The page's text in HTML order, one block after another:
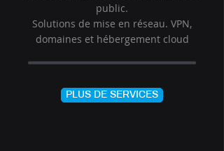
public.
Solutions de mise en réseau. VPN,
domaines et hébergement cloud
PLUS DE SERVICES